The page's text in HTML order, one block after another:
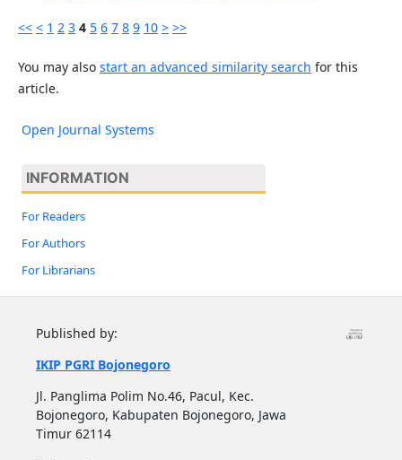
<< < 1 2 3 4 5 6 7 8 9 10 > >>
You may also start an advanced similarity search for this
article.
Open Journal Systems
INFORMATION
For Readers
For Authors
For Librarians
Published by:
IKIP PGRI Bojonegoro
Jl. Panglima Polim No.46, Pacul, Kec.
Bojonegoro, Kabupaten Bojonegoro, Jawa
Timur 62114